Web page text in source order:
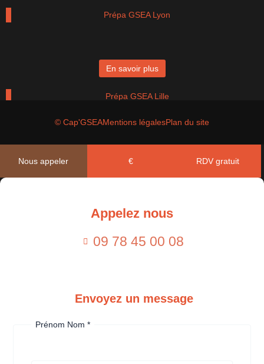
Prépa GSEA Lyon
En savoir plus
Prépa GSEA Lille
Prépa GSEA Paris
© Cap'GSEAMentions légalesPlan du site
Nous appeler € RDV gratuit
Appelez nous
09 78 45 00 08
Envoyez un message
dépendrePrénom Nom*